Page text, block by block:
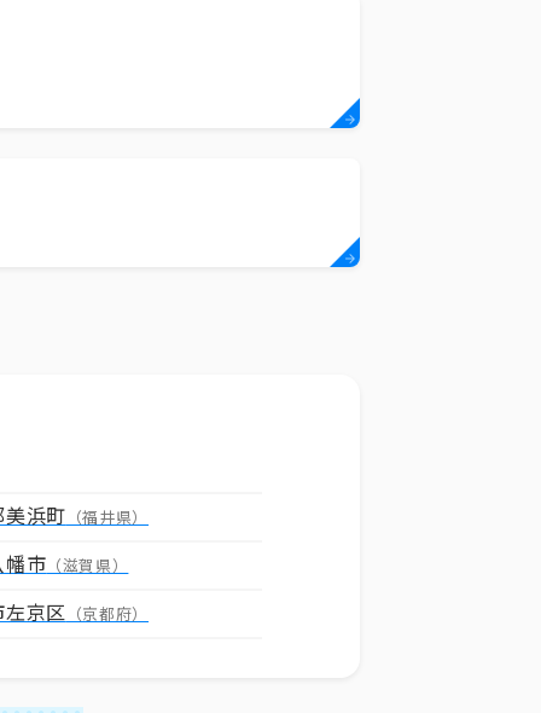
美浜町 （福井県）
幡市 （滋賀県）
左京区 （京都府）